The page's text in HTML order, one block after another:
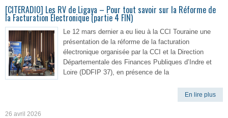
[CITERADIO] Les RV de Ligaya – Pour tout savoir sur la Réforme de
la Facturation Électronique (partie 4 FIN)
Le 12 mars dernier a eu lieu à la CCI Touraine une
présentation de la réforme de la facturation
électronique organisée par la CCI et la Direction
Départementale des Finances Publiques d’Indre et
Loire (DDFIP 37), en présence de la
En lire plus
26 avril 2026